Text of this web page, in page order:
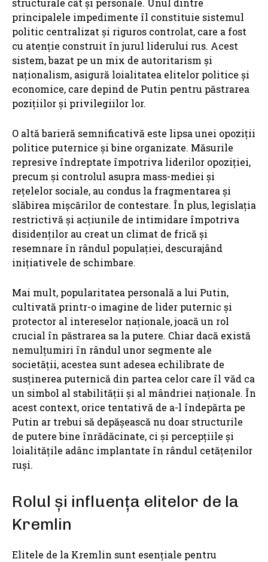
structurale cât și personale. Unul dintre
principalele impedimente îl constituie sistemul
politic centralizat și riguros controlat, care a fost
cu atenție construit în jurul liderului rus. Acest
sistem, bazat pe un mix de autoritarism și
naționalism, asigură loialitatea elitelor politice și
economice, care depind de Putin pentru păstrarea
pozițiilor și privilegiilor lor.
O altă barieră semnificativă este lipsa unei opoziții
politice puternice și bine organizate. Măsurile
represive îndreptate împotriva liderilor opoziției,
precum și controlul asupra mass-mediei și
rețelelor sociale, au condus la fragmentarea și
slăbirea mișcărilor de contestare. În plus, legislația
restrictivă și acțiunile de intimidare împotriva
disidenților au creat un climat de frică și
resemnare în rândul populației, descurajând
inițiativele de schimbare.
Mai mult, popularitatea personală a lui Putin,
cultivată printr-o imagine de lider puternic și
protector al intereselor naționale, joacă un rol
crucial în păstrarea sa la putere. Chiar dacă există
nemulțumiri în rândul unor segmente ale
societății, acestea sunt adesea echilibrate de
susținerea puternică din partea celor care îl văd ca
un simbol al stabilității și al mândriei naționale. În
acest context, orice tentativă de a-l îndepărta pe
Putin ar trebui să depășească nu doar structurile
de putere bine înrădăcinate, ci și percepțiile și
loialitățile adânc implantate în rândul cetățenilor
ruși.
Rolul și influența elitelor de la
Kremlin
Elitele de la Kremlin sunt esențiale pentru